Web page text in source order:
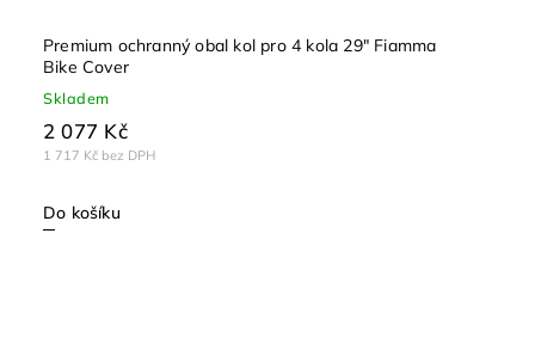
Premium ochranný obal kol pro 4 kola 29" Fiamma
Bike Cover
Skladem
1 717 Kč bez DPH
2 077 Kč
Do košíku